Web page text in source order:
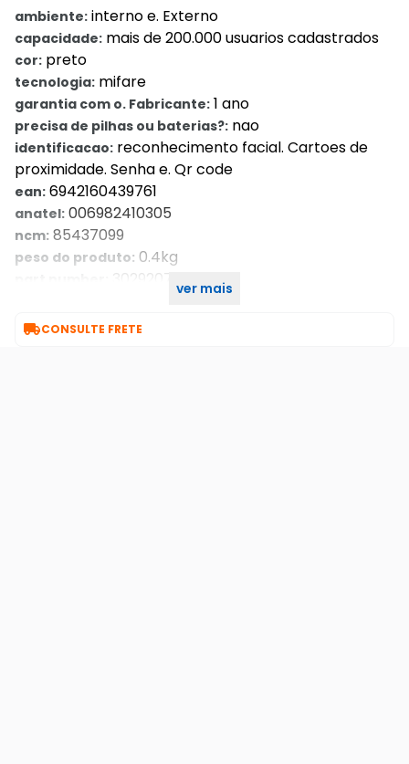
ambiente: interno e. Externo
capacidade: mais de 200.000 usuarios cadastrados
cor: preto
tecnologia: mifare
garantia com o. Fabricante: 1 ano
precisa de pilhas ou baterias?: nao
identificacao: reconhecimento facial. Cartoes de
proximidade. Senha e. Qr code
ean: 6942160439761
anatel: 006982410305
ncm: 85437099
peso do produto: 0.4kg
302920727ver mais
CONSULTE FRETE